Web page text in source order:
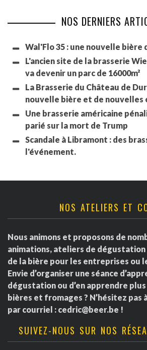
NOS DERNIERS
Wal'Flo 35 : une nouvelle bière
L'ancien site de la brasserie
va devenir un parc de 16000m²
La Brasserie du Château de
nouvelle bière et de
Une brasserie américaine
parié sur la mort de Trump
Scandale à Libramont : des
l'événement.
NOS ATELIERS ET
Nous animons et proposons de
animations, ateliers de
de la bière pour les entreprises ou
Envie d’organiser une séance
dégustation ou d’en apprendre
bières et fromages ? N’hésitez pas
par courriel : cedric@beer.be !
SUIVEZ-NOUS SUR NOS